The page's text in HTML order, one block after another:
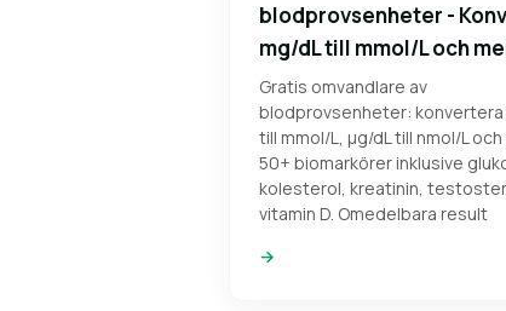
blodprovsenheter -
mg/dL till mmol/L och
Gratis omvandlare av
blodprovsenheter: konvertera
till mmol/L, µg/dL till nmol/L
50+ biomarkörer inklusive
kolesterol, kreatinin,
vitamin D. Omedelbara result
→